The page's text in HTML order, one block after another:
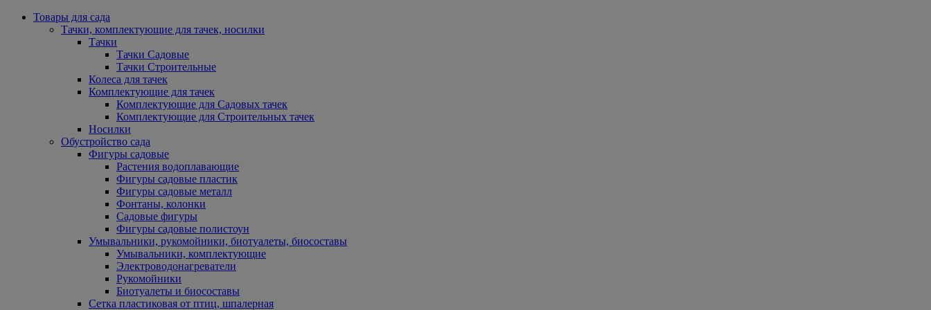
Товары для сада
Тачки, комплектующие для тачек, носилки
Тачки
Тачки Садовые
Тачки Строительные
Колеса для тачек
Комплектующие для тачек
Комплектующие для Садовых тачек
Комплектующие для Строительных тачек
Носилки
Обустройство сада
Фигуры садовые
Растения водоплавающие
Фигуры садовые пластик
Фигуры садовые металл
Фонтаны, колонки
Садовые фигуры
Фигуры садовые полистоун
Умывальники, рукомойники, биотуалеты, биосоставы
Умывальники, комплектующие
Электроводонагреватели
Рукомойники
Биотуалеты и биосоставы
Сетка пластиковая от птиц, шпалерная